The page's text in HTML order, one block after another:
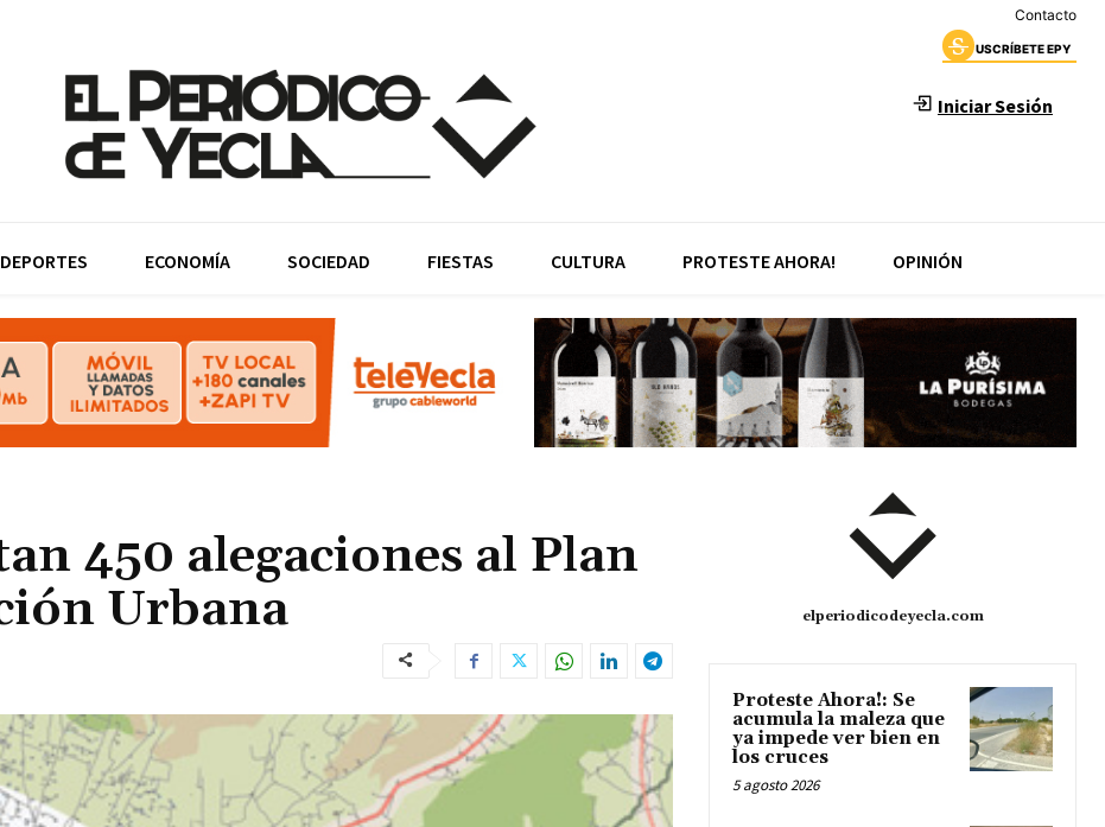
Contacto
USCRÍBETE EPY
Iniciar Sesión
DEPORTES ECONOMÍA SOCIEDAD FIESTAS CULTURA PROTESTE AHORA! OPINIÓN
450 alegaciones al Plan
Urbana
elperiodicodeyecla.com
Proteste Ahora!: Se
acumula la maleza que
ya impede ver bien en
los cruces
5 agosto 2026